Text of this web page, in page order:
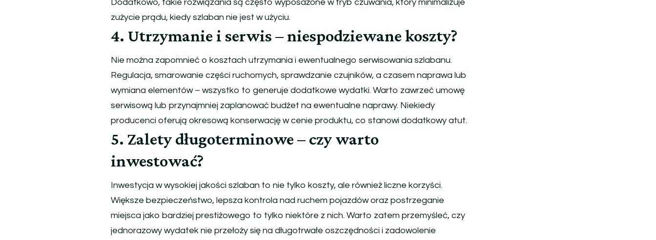
Dodatkowo, takie rozwiązania są często wyposażone w tryb czuwania, który minimalizuje
zużycie prądu, kiedy szlaban nie jest w użyciu.
4. Utrzymanie i serwis – niespodziewane koszty?
Nie można zapomnieć o kosztach utrzymania i ewentualnego serwisowania szlabanu.
Regulacja, smarowanie części ruchomych, sprawdzanie czujników, a czasem naprawa lub
wymiana elementów – wszystko to generuje dodatkowe wydatki. Warto zawrzeć umowę
serwisową lub przynajmniej zaplanować budżet na ewentualne naprawy. Niekiedy
producenci oferują okresową konserwację w cenie produktu, co stanowi dodatkowy atut.
5. Zalety długoterminowe – czy warto
inwestować?
Inwestycja w wysokiej jakości szlaban to nie tylko koszty, ale również liczne korzyści.
Większe bezpieczeństwo, lepsza kontrola nad ruchem pojazdów oraz postrzeganie
miejsca jako bardziej prestiżowego to tylko niektóre z nich. Warto zatem przemyśleć, czy
jednorazowy wydatek nie przełoży się na długotrwałe oszczędności i zadowolenie